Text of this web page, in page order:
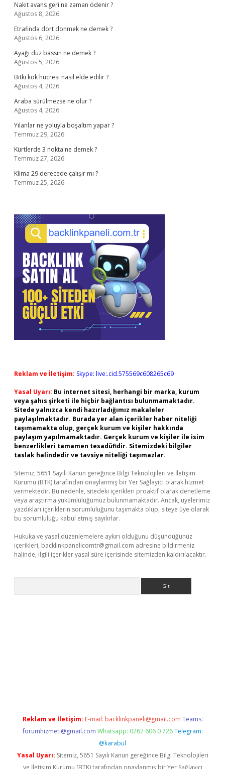
Nakit avans geri ne zaman ödenir ?
Ağustos 8, 2026
Etrafinda dort donmek ne demek ?
Ağustos 6, 2026
Ayağı düz bassın ne demek ?
Ağustos 5, 2026
Bitki kök hücresi nasıl elde edilir ?
Ağustos 4, 2026
Araba sürülmezse ne olur ?
Ağustos 4, 2026
Yılanlar ne yoluyla boşaltım yapar ?
Temmuz 29, 2026
Kürtlerde 3 nokta ne demek ?
Temmuz 27, 2026
Klima 29 derecede çalışır mı ?
Temmuz 25, 2026
Reklam ve İletişim: Skype: live:.cid.575569c608265c69
Yasal Uyarı: Bu internet sitesi, herhangi bir marka, kurum
veya şahıs şirketi ile hiçbir bağlantısı bulunmamaktadır.
Sitede yalnızca kendi hazırladığımız makaleler
paylaşılmaktadır. Burada yer alan içerikler haber niteliği
taşımamakta olup, gerçek kurum ve kişiler hakkında
paylaşım yapılmamaktadır. Gerçek kurum ve kişiler ile isim
benzerlikleri tamamen tesadüfidir. Sitemizdeki bilgiler
taslak halindedir ve tavsiye niteliği taşımazlar.
Sitemiz, 5651 Sayılı Kanun gereğince Bilgi Teknolojileri ve İletişim
Kurumu (BTK) tarafından onaylanmış bir Yer Sağlayıcı olarak hizmet
vermektedir. Bu nedenle, sitedeki içerikleri proaktif olarak denetleme
veya araştırma yükümlülüğümüz bulunmamaktadır. Ancak, üyelerimiz
yazdıkları içeriklerin sorumluluğunu taşımakta olup, siteye üye olarak
bu sorumluluğu kabul etmiş sayılırlar.
Hukuka ve yasal düzenlemelere aykırı olduğunu düşündüğünüz
içerikleri, backlinkpanelicomtr@gmail.com adresine bildirmeniz
halinde, ilgili içerikler yasal süre içerisinde sitemizden kaldırılacaktır.
Reklam ve İletişim: E-mail: backlinkpaneli@gmail.com Teams:
forumhizmeti@gmail.com Whatsapp: 0262 606 0 726 Telegram:
@karabul
Yasal Uyarı: Sitemiz, 5651 Sayılı Kanun gereğince Bilgi Teknolojileri
ve İletişim Kurumu (BTK) tarafından onaylanmış bir Yer Sağlayıcı